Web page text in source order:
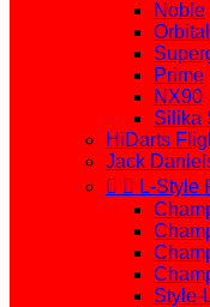
Noble
Orbital
Prime
NX90
Silika
HiDarts
Jack
  L-Style
Style-